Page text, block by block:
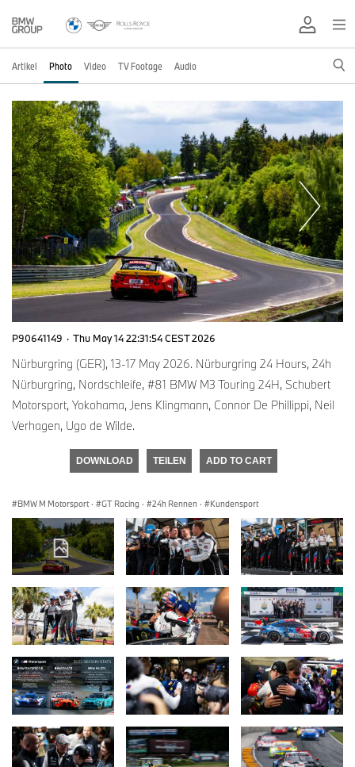
Artikel Photo Video TV Footage Audio
P90641149 · Thu May 14 22:31:54 CEST 2026
Nürburgring (GER), 13-17 May 2026. Nürburgring 24 Hours, 24h
Nürburgring, Nordschleife, #81 BMW M3 Touring 24H, Schubert
Motorsport, Yokohama, Jens Klingmann, Connor De Phillippi, Neil
Verhagen, Ugo de Wilde.
DOWNLOAD TEILEN ADD TO CART
BMW M Motorsport · GT Racing · 24h Rennen · Kundensport